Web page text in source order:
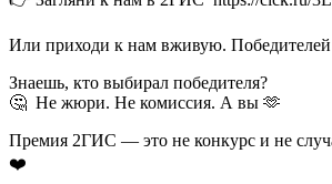
Или приходи к нам вживую.
Знаешь, кто выбирал победителя?
🤔 Не жюри. Не комиссия. А вы 🫶
Премия 2ГИС — это не конкурс и не
❤️ ⠀